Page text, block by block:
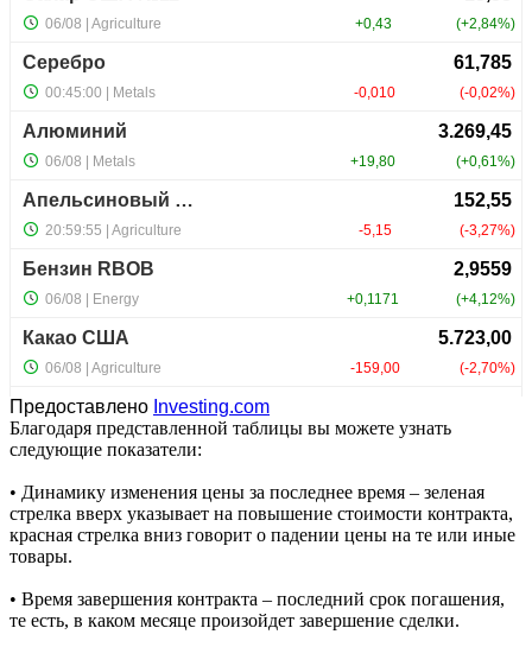
Предоставлено Investing.com
Благодаря представленной таблицы вы можете узнать
следующие показатели:
• Динамику изменения цены за последнее время – зеленая
стрелка вверх указывает на повышение стоимости контракта,
красная стрелка вниз говорит о падении цены на те или иные
товары.
• Время завершения контракта – последний срок погашения,
те есть, в каком месяце произойдет завершение сделки.